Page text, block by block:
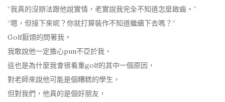
“我真的沒辦法跟他說實情，老實說我完全不知道怎麼啟齒。”
“嗯，但接下來呢？你就打算裝作不知道繼續下去嗎？”
Golf厭煩的問著我。
我敢說他一定擔心pun不亞於我，
這也是為什麼我會很看重golf的其中一個原因，
對老師來說他可能是個糟糕的學生，
但對我們，他真的是個好朋友，